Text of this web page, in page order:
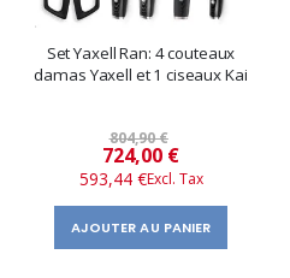
Set Yaxell Ran: 4 couteaux
damas Yaxell et 1 ciseaux Kai
804,90 €
Prix
spécial
724,00 €
593,44 €
AJOUTER AU PANIER